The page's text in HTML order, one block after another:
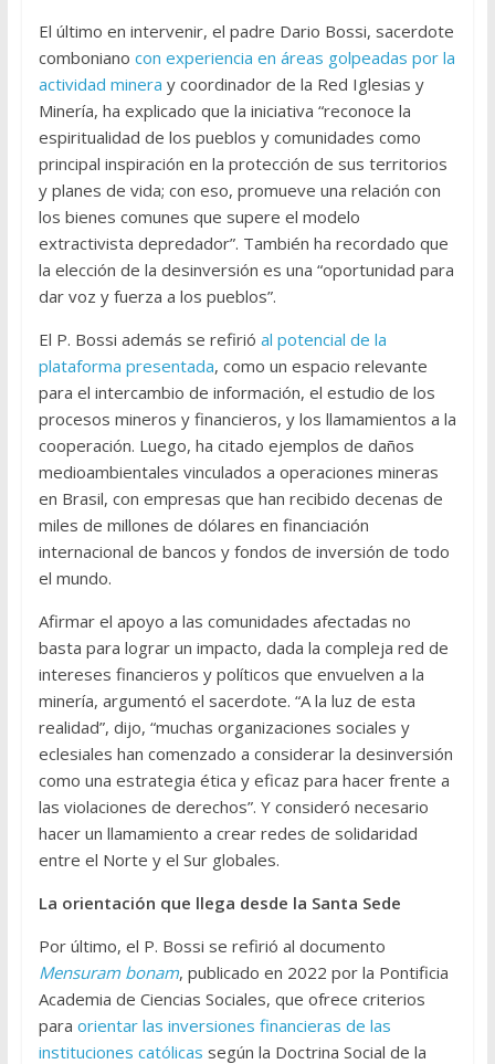
El último en intervenir, el padre Dario Bossi, sacerdote
comboniano con experiencia en áreas golpeadas por la
actividad minera y coordinador de la Red Iglesias y
Minería, ha explicado que la iniciativa “reconoce la
espiritualidad de los pueblos y comunidades como
principal inspiración en la protección de sus territorios
y planes de vida; con eso, promueve una relación con
los bienes comunes que supere el modelo
extractivista depredador”. También ha recordado que
la elección de la desinversión es una “oportunidad para
dar voz y fuerza a los pueblos”.
El P. Bossi además se refirió al potencial de la
plataforma presentada, como un espacio relevante
para el intercambio de información, el estudio de los
procesos mineros y financieros, y los llamamientos a la
cooperación. Luego, ha citado ejemplos de daños
medioambientales vinculados a operaciones mineras
en Brasil, con empresas que han recibido decenas de
miles de millones de dólares en financiación
internacional de bancos y fondos de inversión de todo
el mundo.
Afirmar el apoyo a las comunidades afectadas no
basta para lograr un impacto, dada la compleja red de
intereses financieros y políticos que envuelven a la
minería, argumentó el sacerdote. “A la luz de esta
realidad”, dijo, “muchas organizaciones sociales y
eclesiales han comenzado a considerar la desinversión
como una estrategia ética y eficaz para hacer frente a
las violaciones de derechos”. Y consideró necesario
hacer un llamamiento a crear redes de solidaridad
entre el Norte y el Sur globales.
La orientación que llega desde la Santa Sede
Por último, el P. Bossi se refirió al documento
Mensuram bonam, publicado en 2022 por la Pontificia
Academia de Ciencias Sociales, que ofrece criterios
para orientar las inversiones financieras de las
instituciones católicas según la Doctrina Social de la